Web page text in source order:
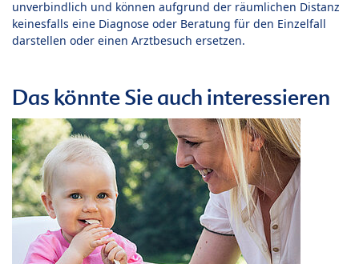
unverbindlich und können aufgrund der räumlichen Distanz
keinesfalls eine Diagnose oder Beratung für den Einzelfall
darstellen oder einen Arztbesuch ersetzen.
Das könnte Sie auch interessieren